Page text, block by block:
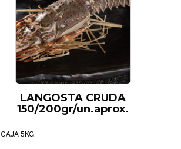
LANGOSTA CRUDA
150/200gr/un.aprox.
CAJA 5KG